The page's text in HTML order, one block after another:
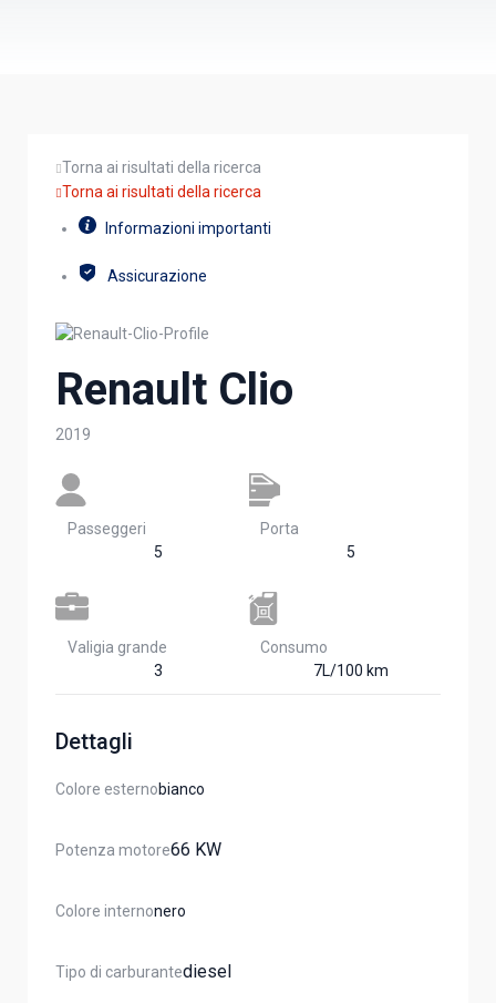
Torna ai risultati della ricerca
Torna ai risultati della ricerca
Informazioni importanti
Assicurazione
Renault Clio
2019
Passeggeri
5
Porta
5
Valigia grande
3
Consumo
7L/100 km
Dettagli
Colore esternoBianco
Potenza motore66 KW
Colore internoNero
Tipo di carburanteDiesel